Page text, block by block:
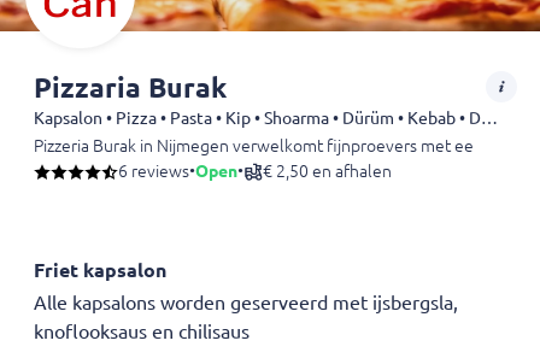
Pizzaria Burak
Kapsalon • Pizza • Pasta • Kip • Shoarma • Dürüm • Kebab • Döner
Pizzeria Burak in Nijmegen verwelkomt fijnproevers met een
6 reviews•Open• € 2,50 en afhalen
Friet kapsalon
Alle kapsalons worden geserveerd met ijsbergsla,
knoflooksaus en chilisaus